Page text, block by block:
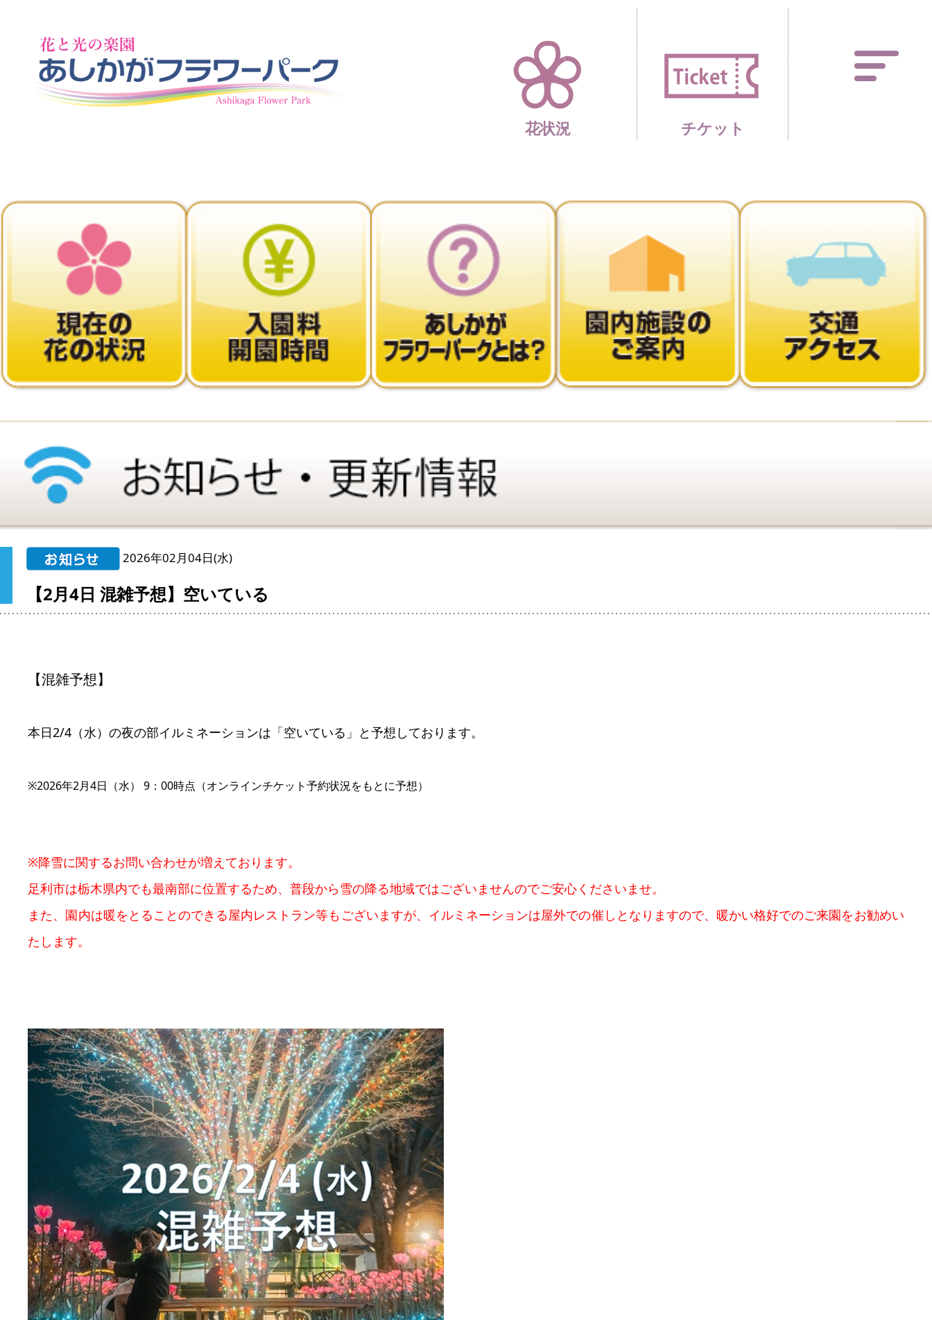
四季折々 花の楽園 あしかがフラワー
花状況 チケット
2026年02月04日(水)
【2月4日 混雑予想】空いている
【混雑予想】
本日2/4（水）の夜の部イルミネーションは「空いている」と予想しております。
※2026年2月4日（水） 9：00時点（オンラインチケット予約状況をもとに予想）
※降雪に関するお問い合わせが増えております。
足利市は栃木県内でも最南部に位置するため、普段から雪の降る地域ではございませんのでご安心くださいませ。
また、園内は暖をとることのできる屋内レストラン等もございますが、イルミネーションは屋外での催しとなりますので、暖かい格好でのご来園をお勧めい
たします。